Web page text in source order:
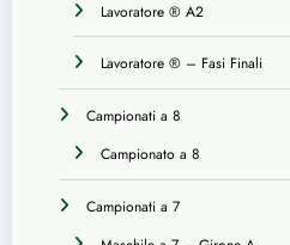
Lavoratore ® A2
Lavoratore ® – Fasi Finali
Campionati a 8
Campionato a 8
Campionati a 7